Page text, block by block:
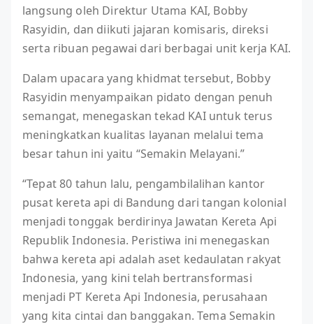
langsung oleh Direktur Utama KAI, Bobby
Rasyidin, dan diikuti jajaran komisaris, direksi
serta ribuan pegawai dari berbagai unit kerja KAI.
Dalam upacara yang khidmat tersebut, Bobby
Rasyidin menyampaikan pidato dengan penuh
semangat, menegaskan tekad KAI untuk terus
meningkatkan kualitas layanan melalui tema
besar tahun ini yaitu “Semakin Melayani.”
“Tepat 80 tahun lalu, pengambilalihan kantor
pusat kereta api di Bandung dari tangan kolonial
menjadi tonggak berdirinya Jawatan Kereta Api
Republik Indonesia. Peristiwa ini menegaskan
bahwa kereta api adalah aset kedaulatan rakyat
Indonesia, yang kini telah bertransformasi
menjadi PT Kereta Api Indonesia, perusahaan
yang kita cintai dan banggakan. Tema Semakin